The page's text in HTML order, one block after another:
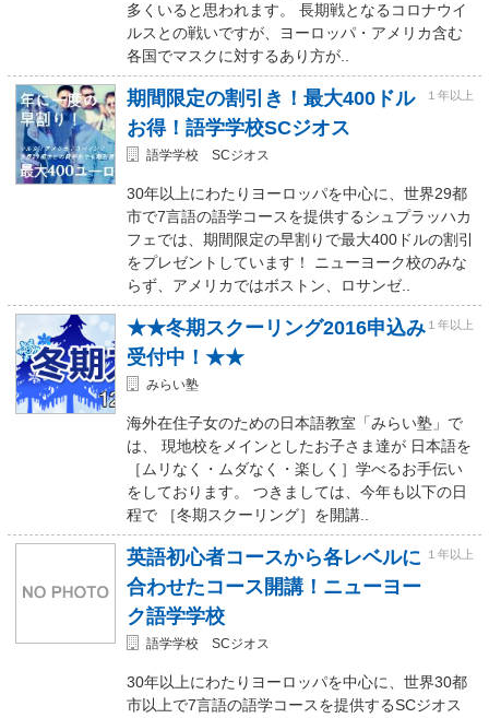
多くいると思われます。 長期戦となるコロナウイ
ルスとの戦いですが、ヨーロッパ・アメリカ含む
各国でマスクに対するあり方が..
期間限定の割引き！最大400ドル
お得！語学学校SCジオス
１年以上
語学学校 SCジオス
30年以上にわたりヨーロッパを中心に、世界29都
市で7言語の語学コースを提供するシュプラッハカ
フェでは、期間限定の早割りで最大400ドルの割引
をプレゼントしています！ ニューヨーク校のみな
らず、アメリカではボストン、ロサンゼ..
★★冬期スクーリング2016申込み
受付中！★★
１年以上
みらい塾
海外在住子女のための日本語教室「みらい塾」で
は、 現地校をメインとしたお子さま達が 日本語を
［ムリなく・ムダなく・楽しく］学べるお手伝い
をしております。 つきましては、今年も以下の日
程で ［冬期スクーリング］を開講..
英語初心者コースから各レベルに
合わせたコース開講！ニューヨー
ク語学学校
１年以上
語学学校 SCジオス
30年以上にわたりヨーロッパを中心に、世界30都
市以上で7言語の語学コースを提供するSCジオス